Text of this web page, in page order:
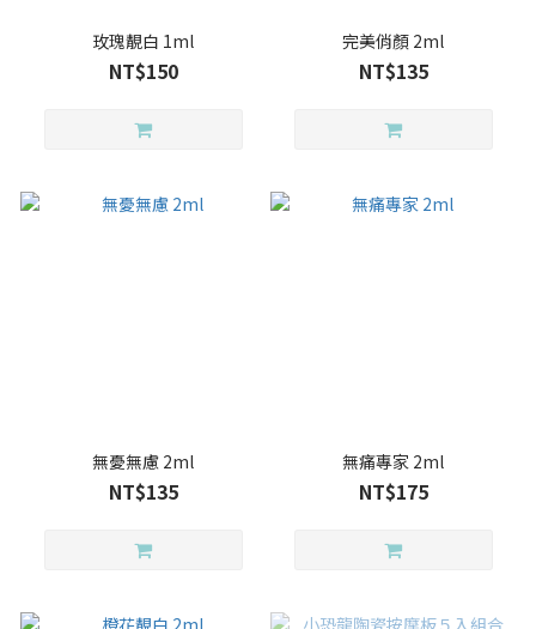
玫瑰靚白 1ml
NT$150
完美俏顏 2ml
NT$135
無憂無慮 2ml
NT$135
無痛專家 2ml
NT$175